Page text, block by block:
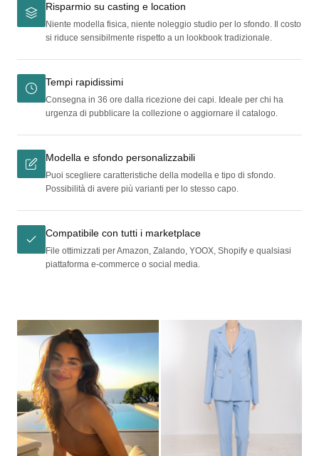
Risparmio su casting e location
Niente modella fisica, niente noleggio studio per lo sfondo. Il costo
si riduce sensibilmente rispetto a un lookbook tradizionale.
Tempi rapidissimi
Consegna in 36 ore dalla ricezione dei capi. Ideale per chi ha
urgenza di pubblicare la collezione o aggiornare il catalogo.
Modella e sfondo personalizzabili
Puoi scegliere caratteristiche della modella e tipo di sfondo.
Possibilità di avere più varianti per lo stesso capo.
Compatibile con tutti i marketplace
File ottimizzati per Amazon, Zalando, YOOX, Shopify e qualsiasi
piattaforma e-commerce o social media.